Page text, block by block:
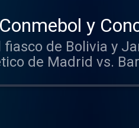
y
fiasco de Bolivia y
vs. Barcelona. Learn more
adchoices